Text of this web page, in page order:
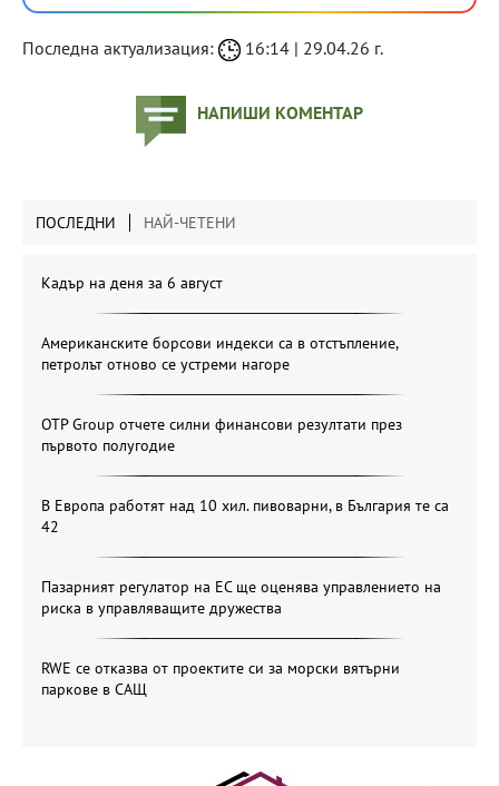
Последна актуализация: 16:14 | 29.04.26 г.
НАПИШИ КОМЕНТАР
ПОСЛЕДНИ НАЙ-ЧЕТЕНИ
Кадър на деня за 6 август
Американските борсови индекси са в отстъпление,
петролът отново се устреми нагоре
OTP Group отчете силни финансови резултати през
първото полугодие
В Европа работят над 10 хил. пивоварни, в България те са
42
Пазарният регулатор на ЕС ще оценява управлението на
риска в управляващите дружества
RWE се отказва от проектите си за морски вятърни
паркове в САЩ